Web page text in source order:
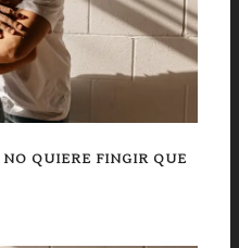
QUIERE FINGIR QUE